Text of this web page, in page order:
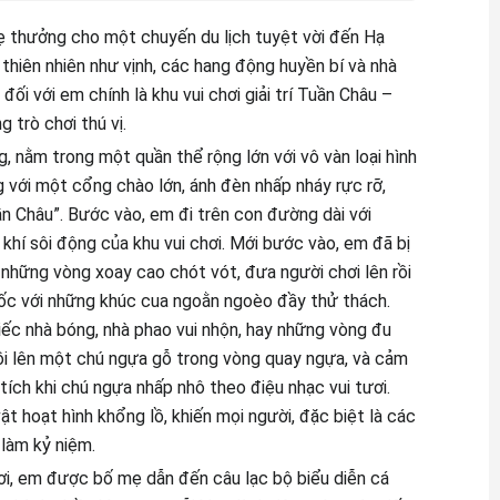
thưởng cho một chuyến du lịch tuyệt vời đến Hạ
nhiên như vịnh, các hang động huyền bí và nhà
với em chính là khu vui chơi giải trí Tuần Châu –
trò chơi thú vị.
nằm trong một quần thể rộng lớn với vô vàn loại hình
một cổng chào lớn, ánh đèn nhấp nháy rực rỡ,
Châu”. Bước vào, em đi trên con đường dài với
sôi động của khu vui chơi. Mới bước vào, em đã bị
vòng xoay cao chót vót, đưa người chơi lên rồi
với những khúc cua ngoằn ngoèo đầy thử thách.
nhà bóng, nhà phao vui nhộn, hay những vòng đu
lên một chú ngựa gỗ trong vòng quay ngựa, và cảm
khi chú ngựa nhấp nhô theo điệu nhạc vui tươi.
hoạt hình khổng lồ, khiến mọi người, đặc biệt là các
kỷ niệm.
em được bố mẹ dẫn đến câu lạc bộ biểu diễn cá